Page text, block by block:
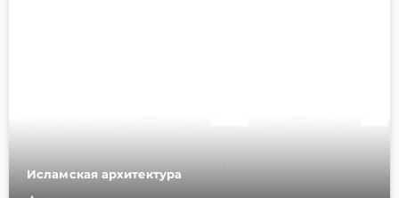
Исламская архитектура